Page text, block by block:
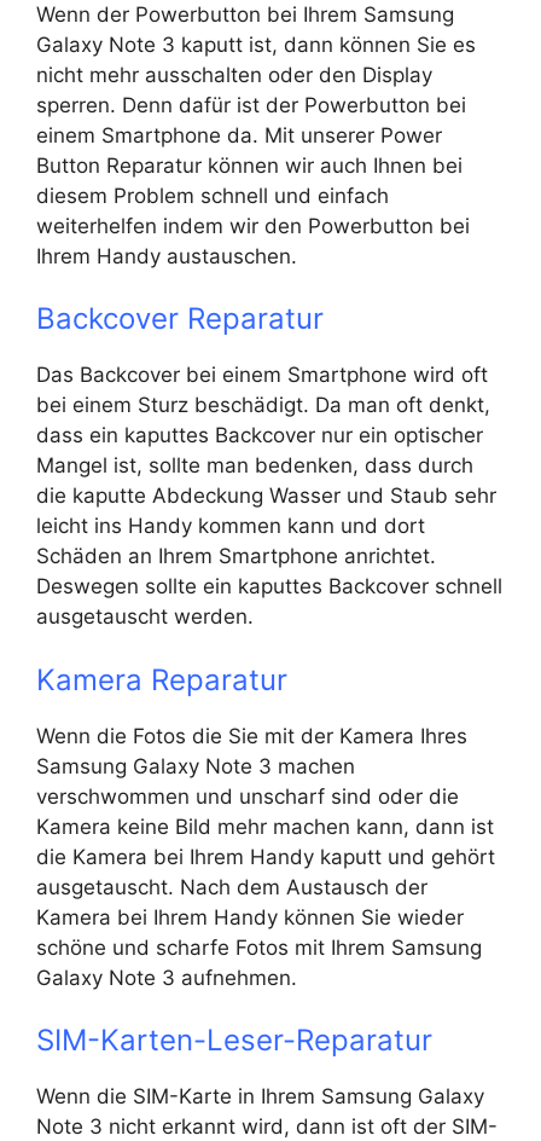
Wenn der Powerbutton bei Ihrem Samsung
Galaxy Note 3 kaputt ist, dann können Sie es
nicht mehr ausschalten oder den Display
sperren. Denn dafür ist der Powerbutton bei
einem Smartphone da. Mit unserer Power
Button Reparatur können wir auch Ihnen bei
diesem Problem schnell und einfach
weiterhelfen indem wir den Powerbutton bei
Ihrem Handy austauschen.
Backcover Reparatur
Das Backcover bei einem Smartphone wird oft
bei einem Sturz beschädigt. Da man oft denkt,
dass ein kaputtes Backcover nur ein optischer
Mangel ist, sollte man bedenken, dass durch
die kaputte Abdeckung Wasser und Staub sehr
leicht ins Handy kommen kann und dort
Schäden an Ihrem Smartphone anrichtet.
Deswegen sollte ein kaputtes Backcover schnell
ausgetauscht werden.
Kamera Reparatur
Wenn die Fotos die Sie mit der Kamera Ihres
Samsung Galaxy Note 3 machen
verschwommen und unscharf sind oder die
Kamera keine Bild mehr machen kann, dann ist
die Kamera bei Ihrem Handy kaputt und gehört
ausgetauscht. Nach dem Austausch der
Kamera bei Ihrem Handy können Sie wieder
schöne und scharfe Fotos mit Ihrem Samsung
Galaxy Note 3 aufnehmen.
SIM-Karten-Leser-Reparatur
Wenn die SIM-Karte in Ihrem Samsung Galaxy
Note 3 nicht erkannt wird, dann ist oft der SIM-